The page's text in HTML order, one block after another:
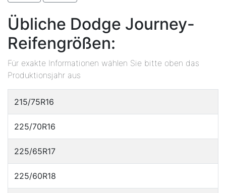
Übliche Dodge Journey-
Reifengrößen:
Für exakte Informationen wählen Sie bitte oben das
Produktionsjahr aus
215/75R16
225/70R16
225/65R17
225/60R18